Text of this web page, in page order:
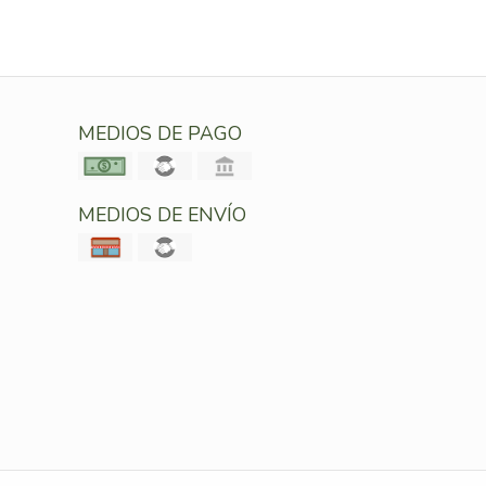
MEDIOS DE PAGO
MEDIOS DE ENVÍO